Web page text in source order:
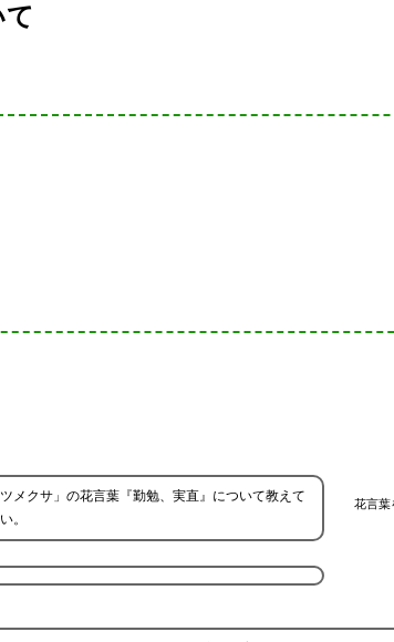
花言葉
ツメクサ」の花言葉『勤勉、実直』について教えて
。